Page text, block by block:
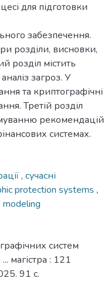
для підготовки
забезпечення.
розділи, висновки,
розділ містить
загроз. У
та криптографічні
Третій розділ
рекомендацій
системах.
, сучасні
protection systems ,
систем
магістра : 121
91 с.